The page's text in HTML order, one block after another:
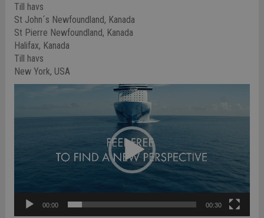
Till havs
St John´s Newfoundland, Kanada
St Pierre Newfoundland, Kanada
Halifax, Kanada
Till havs
New York, USA
00:00 00:30